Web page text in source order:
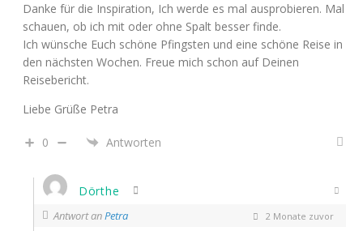
Danke für die Inspiration, Ich werde es mal ausprobieren. Mal
schauen, ob ich mit oder ohne Spalt besser finde.
Ich wünsche Euch schöne Pfingsten und eine schöne Reise in
den nächsten Wochen. Freue mich schon auf Deinen
Reisebericht.
Liebe Grüße Petra
0 Antworten
Dörthe
Antwort anPetra 2 Monate zuvor